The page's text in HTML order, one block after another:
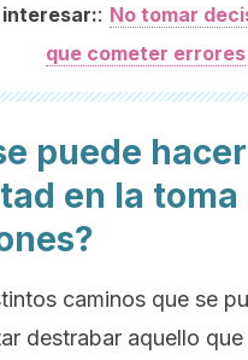
interesar:: No tomar
que cometer errores
puede
en la toma
caminos que se
destrabar aquello